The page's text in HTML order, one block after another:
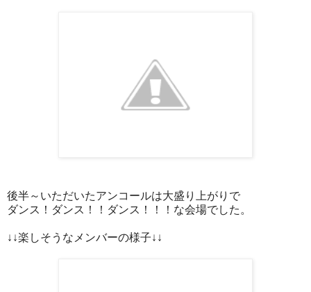
後半～いただいたアンコールは大盛り上がりで
ダンス！ダンス！！ダンス！！！な会場でした。
↓↓楽しそうなメンバーの様子↓↓